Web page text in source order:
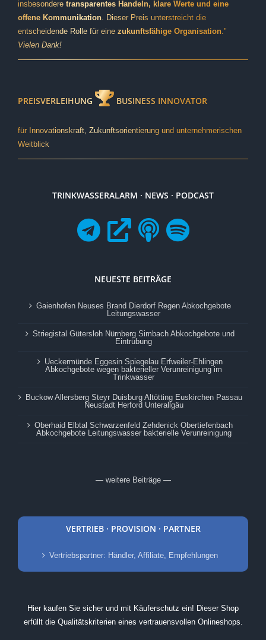
insbesondere transparentes Handeln, klare Werte und eine
offene Kommunikation . Dieser Preis unterstreicht die
entscheidende Rolle für eine zukunftsfähige Organisation ."
Vielen Dank!
PREISVERLEIHUNG BUSINESS INNOVATOR
für Innovationskraft, Zukunftsorientierung und unternehmerischen
Weitblick
TRINKWASSERALARM · NEWS · PODCAST
NEUESTE BEITRÄGE
Gaienhofen Neuses Brand Dierdorf Regen Abkochgebote
Leitungswasser
Striegistal Gütersloh Nürnberg Simbach Abkochgebote und
Eintrübung
Ueckermünde Eggesin Spiegelau Erfweiler-Ehlingen
Abkochgebote wegen bakterieller Verunreinigung im
Trinkwasser
Buckow Allersberg Steyr Duisburg Altötting Euskirchen Passau
Neustadt Herford Unterallgäu
Oberhaid Elbtal Schwarzenfeld Zehdenick Obertiefenbach
Abkochgebote Leitungswasser bakterielle Verunreinigung
— weitere Beiträge —
VERTRIEB · PROVISION · PARTNER
Vertriebspartner: Händler, Affiliate, Empfehlungen
Hier kaufen Sie sicher und mit Käuferschutz ein! Dieser Shop
erfüllt die Qualitätskriterien eines vertrauensvollen Onlineshops.